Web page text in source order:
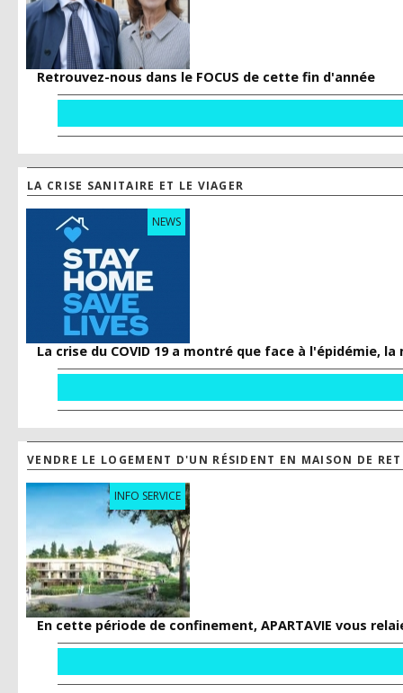
Retrouvez-nous dans le FOCUS de cette fin d'année
LA CRISE SANITAIRE ET LE VIAGER
NEWS
La crise du COVID 19 a montré que face à l'épidémie,
VENDRE LE LOGEMENT D'UN RÉSIDENT EN MAISON DE
INFO SERVICE
En cette période de confinement, APARTAVIE vous